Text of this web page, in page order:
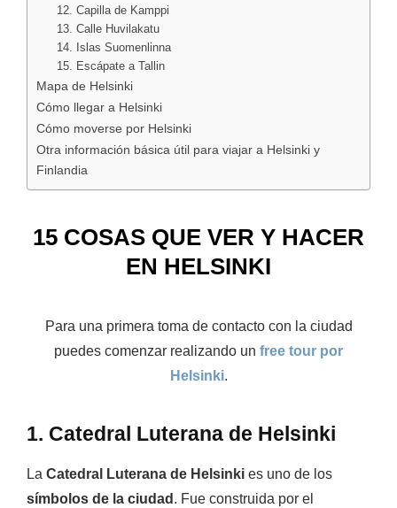
12. Capilla de Kamppi
13. Calle Huvilakatu
14. Islas Suomenlinna
15. Escápate a Tallin
Mapa de Helsinki
Cómo llegar a Helsinki
Cómo moverse por Helsinki
Otra información básica útil para viajar a Helsinki y
Finlandia
15 COSAS QUE VER Y HACER
EN HELSINKI
Para una primera toma de contacto con la ciudad
puedes comenzar realizando un free tour por
Helsinki.
1. Catedral Luterana de Helsinki
La Catedral Luterana de Helsinki es uno de los
símbolos de la ciudad . Fue construida por el